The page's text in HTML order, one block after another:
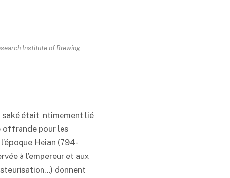
Institute of Brewing
saké était intimement lié
offrande pour les
Heian (794-
à l’empereur et aux
donnent